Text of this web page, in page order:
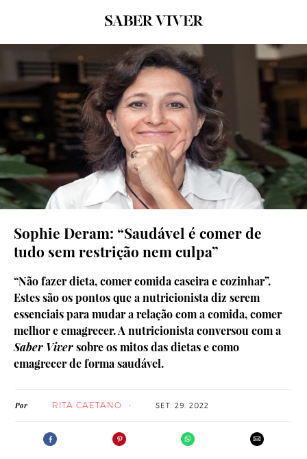
© D.R.
Sophie Deram: “Saudável é comer de
tudo sem restrição nem culpa”
“Não fazer dieta, comer comida caseira e cozinhar”.
Estes são os pontos que a nutricionista diz serem
essenciais para mudar a relação com a comida, comer
melhor e emagrecer. A nutricionista conversou com a
Saber Viversobre os mitos das dietas e como
emagrecer de forma saudável.
Por RITA CAETANO SET. 29. 2022